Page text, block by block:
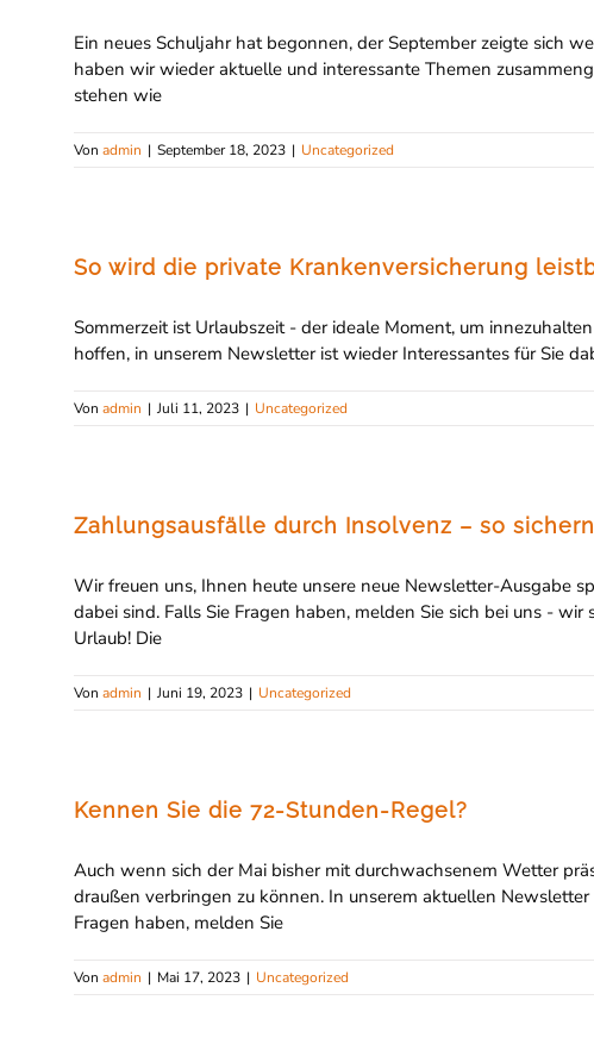
Ein neues Schuljahr hat begonnen, der September zeigte sich
haben wir wieder aktuelle und interessante Themen
stehen wie
Von admin | September 18, 2023 | Uncategorized
So wird die private Krankenversicherung
Sommerzeit ist Urlaubszeit - der ideale Moment, um
hoffen, in unserem Newsletter ist wieder Interessantes für Sie
Von admin | Juli 11, 2023 | Uncategorized
Zahlungsausfälle durch Insolvenz – so
Wir freuen uns, Ihnen heute unsere neue Newsletter-Ausgabe
dabei sind. Falls Sie Fragen haben, melden Sie sich bei uns -
Urlaub! Die
Von admin | Juni 19, 2023 | Uncategorized
Kennen Sie die 72-Stunden-Regel?
Auch wenn sich der Mai bisher mit durchwachsenem Wetter
draußen verbringen zu können. In unserem aktuellen
Fragen haben, melden Sie
Von admin | Mai 17, 2023 | Uncategorized